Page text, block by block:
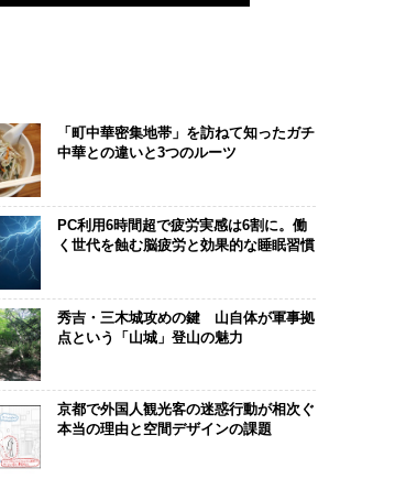
「町中華密集地帯」を訪ねて知ったガチ
中華との違いと3つのルーツ
PC利用6時間超で疲労実感は6割に。働
く世代を蝕む脳疲労と効果的な睡眠習慣
秀吉・三木城攻めの鍵 山自体が軍事拠
点という「山城」登山の魅力
京都で外国人観光客の迷惑行動が相次ぐ
本当の理由と空間デザインの課題